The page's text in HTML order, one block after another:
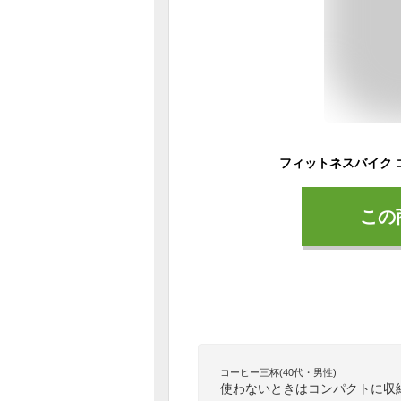
こ
コーヒー三杯(40代・男性)
使わないときはコンパクトに